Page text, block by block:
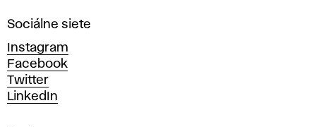
ý
c
h
u
m
e
Sociálne siete
Instagram
Facebook
Twitter
LinkedIn